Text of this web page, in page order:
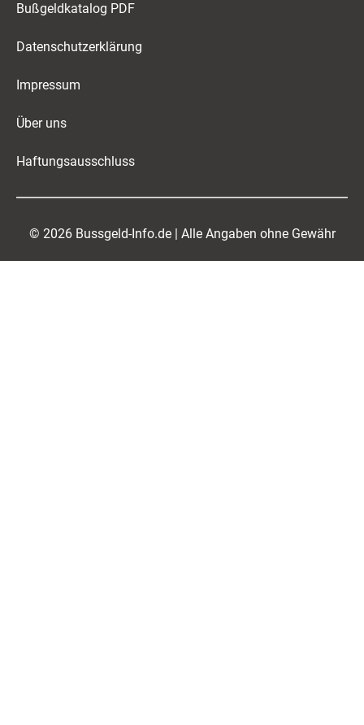
Bußgeldkatalog PDF
Datenschutzerklärung
Impressum
Über uns
Haftungsausschluss
© 2026 Bussgeld-Info.de | Alle Angaben ohne Gewähr